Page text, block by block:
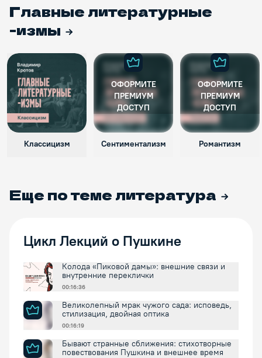
Главные литературные
-измы
Классицизм
ОФОРМИТЕ
ПРЕМИУМ
ДОСТУП
Сентиментализм
ОФОРМИТЕ
ПРЕМИУМ
ДОСТУП
Романтизм
Еще по теме литература
Цикл Лекций о Пушкине
Колода «Пиковой дамы»: внешние связи и
внутренние переклички
00:16:36
Великолепный мрак чужого сада: исповедь,
стилизация, двойная оптика
00:16:19
Бывают странные сближения: стихотворные
повествования Пушкина и внешнее время